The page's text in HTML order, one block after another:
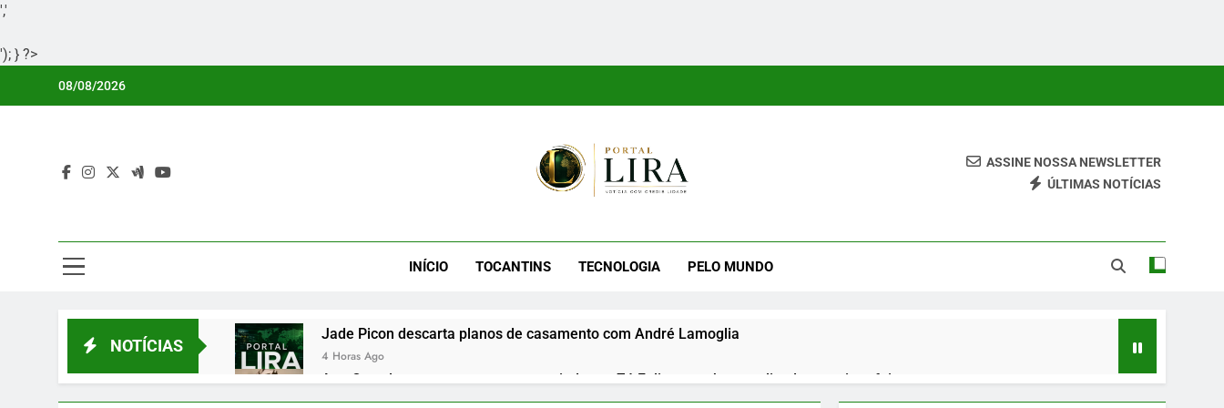
','
'); } ?>
08/08/2026
E Uma Boa Experiência Para O Leitor.
ASSINE NOSSA NEWSLETTER
ÚLTIMAS NOTÍCIAS
INÍCIO TOCANTINS TECNOLOGIA PELO MUNDO
NOTÍCIAS
Jade Picon descarta planos de casamento com André Lamoglia
4 Horas Ago
Ana Castela reage a mensagem enviada por Zé Felipe em show realizado na quinta-feira
4 Horas Ago